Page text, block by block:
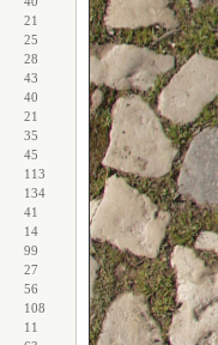
21
25
28
43
40
21
35
45
113
134
41
14
99
27
56
108
11